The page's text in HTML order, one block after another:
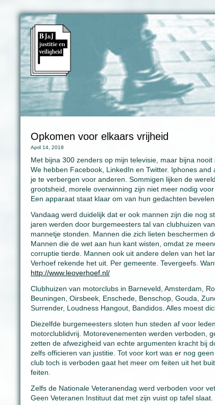
Opkomen voor elkaars vrijheid
April 14, 2018
Met bijna 300 zenders op mijn televisie, maar bijna
We hebben Facebook, LinkedIn en Twitter. Iphones
je te verbergen voor anderen. Sommigen lijken de
grootsheid, morele overwinning zijn niet meer nodig
Een apparaat staat klaar om van hun gedachten bevelen
Vandaag werd duidelijk dat er ook mannen zijn die nog
jaren werden door burgemeesters tal van clubhuizen
mannetje stonden. Mannen die zich lieten beschermen
Mannen die de wet aan hun kant wisten, omdat ze
corruptie tierde. Mannen ook uit andere delen van het
Verhoef rekende het uit. Per gemeente. Tevergeefs.
http://www.leoverhoef.nl/
Clubhuizen van motorclubs in Barneveld, Amsterdam,
Beuningen, Oirsbeek, Enschede, Benschop, Gouda,
Surrender, Loudness Hangout, Bandidos. Alles moest
Diezelfde burgemeesters sloten hun steden af voor
motorclublidvrij. Motorevenementen werden verboden,
zetten de afwezigheid van echte argumenten kracht bij
zelfs officieren van justitie. Tot voor kort was er nog
club toch is verboden gaat het meer om feiten uit het
feiten.
Zelfs de Nationale Veteranendag werd verboden voor
Geen Veteranen Instituut dat met zijn vuist op tafel